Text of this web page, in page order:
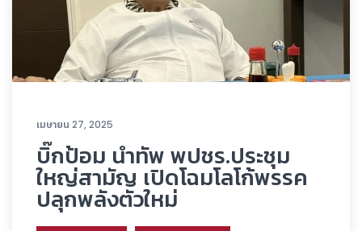
เมษายน 27, 2025
บิ๊กป้อม นำทัพ พปชร.ประชุม
ใหญ่สามัญ เปิดโฉมโลโก้พรรค
ปลุกพลังตัวใหม่